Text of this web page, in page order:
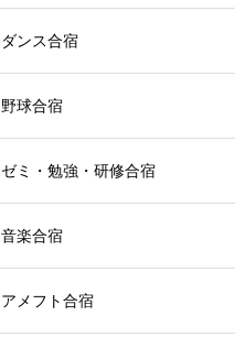
ダンス合宿
野球合宿
ゼミ・勉強・研修合宿
音楽合宿
アメフト合宿